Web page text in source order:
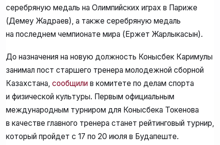
серебряную медаль на Олимпийских играх в Париже
(Демеу Жадраев), а также серебряную медаль
на последнем чемпионате мира (Ержет Жарлыкасын).
До назначения на новую должность Конысбек Каримулы
занимал пост старшего тренера молодежной сборной
Казахстана, сообщили в комитете по делам спорта
и физической культуры. Первым официальным
международным турниром для Конысбека Токенова
в качестве главного тренера станет рейтинговый турнир,
который пройдет с 17 по 20 июля в Будапеште.